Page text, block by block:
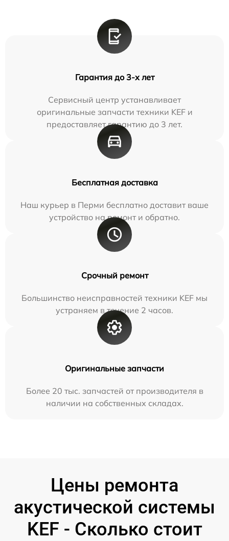
Гарантия до 3-х лет
Сервисный центр устанавливает
оригинальные запчасти техники KEF и
предоставляет гарантию до 3 лет.
Бесплатная доставка
Наш курьер в Перми бесплатно доставит ваше
устройство на ремонт и обратно.
Срочный ремонт
Большинство неисправностей техники KEF мы
устраняем в течение 2 часов.
Оригинальные запчасти
Более 20 тыс. запчастей от производителя в
наличии на собственных складах.
Цены ремонта
акустической системы
KEF - Сколько стоит